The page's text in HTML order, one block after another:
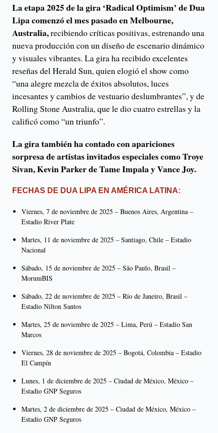
La etapa 2025 de la gira ‘Radical Optimism’ de Dua
Lipa comenzó el mes pasado en Melbourne,
Australia,recibiendo críticas positivas, estrenando una
nueva producción con un diseño de escenario dinámico
y visuales vibrantes. La gira ha recibido excelentes
reseñas del Herald Sun, quien elogió el show como
“una alegre mezcla de éxitos absolutos, luces
incesantes y cambios de vestuario deslumbrantes”, y de
Rolling Stone Australia, que le dio cuatro estrellas y la
calificó como “un triunfo”.
La gira también ha contado con apariciones
sorpresa de artistas invitados especiales como Troye
Sivan, Kevin Parker de Tame Impala y Vance Joy.
FECHAS DE DUA LIPA EN AMÉRICA LATINA:
Viernes, 7 de noviembre de 2025 – Buenos Aires, Argentina –
Estadio River Plate
Martes, 11 de noviembre de 2025 – Santiago, Chile – Estadio
Nacional
Sábado, 15 de noviembre de 2025 – São Paulo, Brasil –
MorumBIS
Sábado, 22 de noviembre de 2025 – Río de Janeiro, Brasil –
Estadio Nilton Santos
Martes, 25 de noviembre de 2025 – Lima, Perú – Estadio San
Marcos
Viernes, 28 de noviembre de 2025 – Bogotá, Colombia – Estadio
El Campín
Lunes, 1 de diciembre de 2025 – Ciudad de México, México –
Estadio GNP Seguros
Martes, 2 de diciembre de 2025 – Ciudad de México, México –
Estadio GNP Seguros